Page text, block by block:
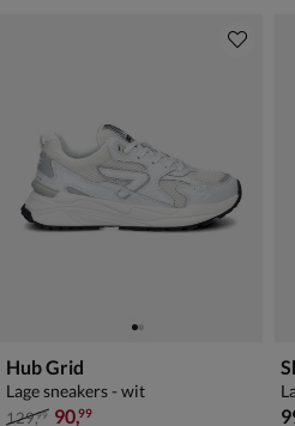
Hub Grid
Lage sneakers - wit
van € 129,99 voor € 90,99
129,99 90,99 €